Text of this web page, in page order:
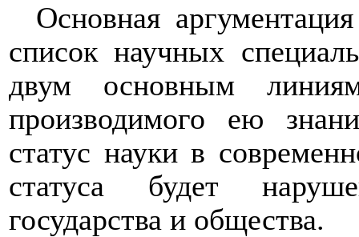
Основная
список научных
двум основным
производимого ею
статус науки в
статуса будет
государства и общества.